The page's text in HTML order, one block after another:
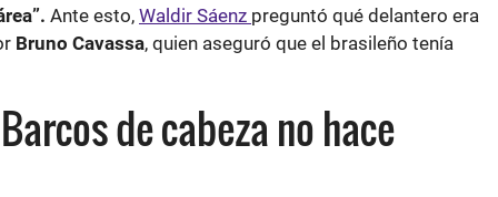
Ante esto, Waldir Sáenz preguntó qué delantero era
Bruno Cavassa, quien aseguró que el brasileño tenía
de cabeza no hace